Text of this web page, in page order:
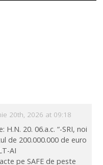
20th, 2026 at 09:18
20. 06.a.c. “-SRI, noi
de 200.000.000 de euro
AI
pe SAFE de peste